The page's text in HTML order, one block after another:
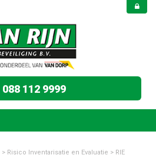
088 112 9999
> Risico Inventarisatie en Evaluatie > RIE